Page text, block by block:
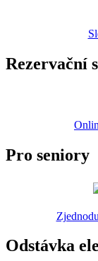
Rezervační
Pro seniory
Odstávka